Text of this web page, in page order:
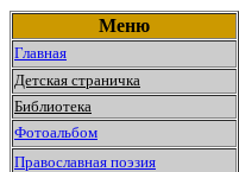
Меню
Главная
Детская страничка
Библиотека
Фотоальбом
Православная поэзия